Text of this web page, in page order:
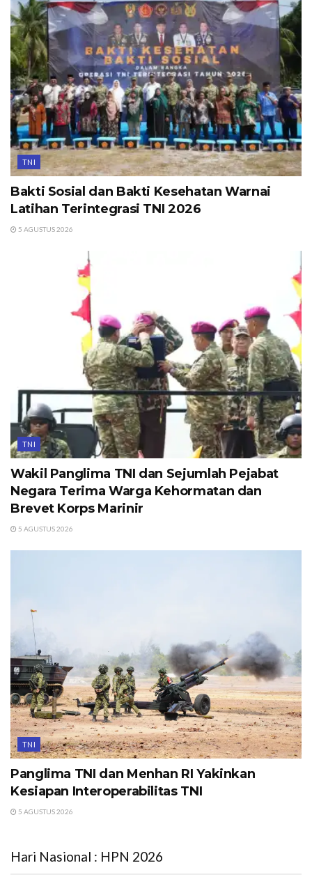
TNI
Bakti Sosial dan Bakti Kesehatan Warnai
Latihan Terintegrasi TNI 2026
5 AGUSTUS 2026
TNI
Wakil Panglima TNI dan Sejumlah Pejabat
Negara Terima Warga Kehormatan dan
Brevet Korps Marinir
5 AGUSTUS 2026
TNI
Panglima TNI dan Menhan RI Yakinkan
Kesiapan Interoperabilitas TNI
5 AGUSTUS 2026
Hari Nasional : HPN 2026